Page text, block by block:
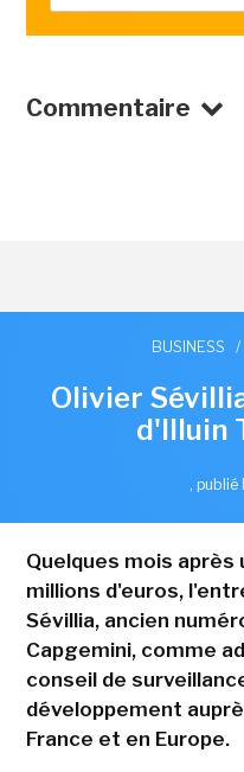
Commentaire
BUSINESS /
Olivier
d'Illuin
, publié
Quelques mois après
millions d'euros,
Sévillia, ancien
Capgemini, comme
conseil de
développement
France et en Europe.